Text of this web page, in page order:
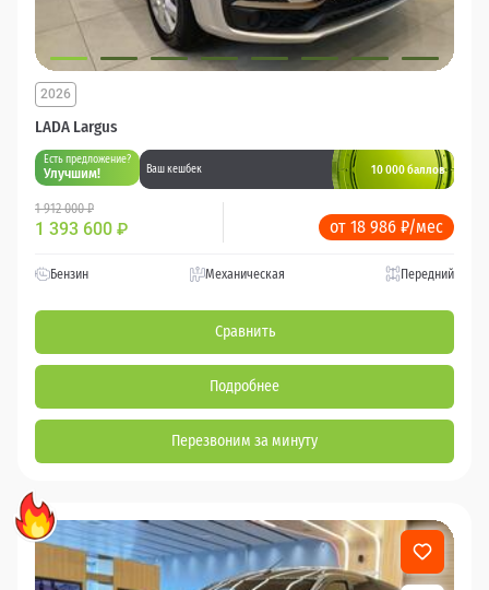
LADA Largus
2026
Есть предложение?
Улучшим! Ваш кешбек 10 000 баллов
1 912 000 ₽
1 393 600 ₽ от 18 986 ₽/мес
Бензин Механическая Передний
Сравнить
Подробнее
Перезвоним за минуту